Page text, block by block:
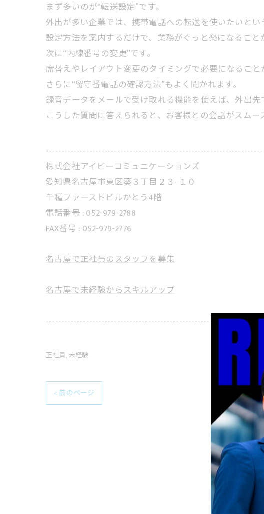
まず多いのが“転送設定”です。
外出が多い企業では、携帯電話への転送を使いたいとい
設定方法を案内するだけで、業務がぐっと楽になること
次に“内線番号の変更”です。
席替えやレイアウト変更のタイミングで必要になるこ
さらに“留守番電話の確認方法”もよく聞かれます。
録音データをメールで受け取れる機能を使えば、外出先
こうした質問に答えられると、お客様との会話がスムー
----------------------------------------------------------------------
株式会社アイビーコミュニケーションズ
愛知県名古屋市東区葵３丁目２３−１０
千種ファーストビルかとう4階
電話番号 : 052-979-2788
FAX番号 : 052-979-2776
名古屋で正社員のスタッフを募集
名古屋で未経験からスキルアップ
----------------------------------------------------------------------
正社員 未経験
< 前のページ